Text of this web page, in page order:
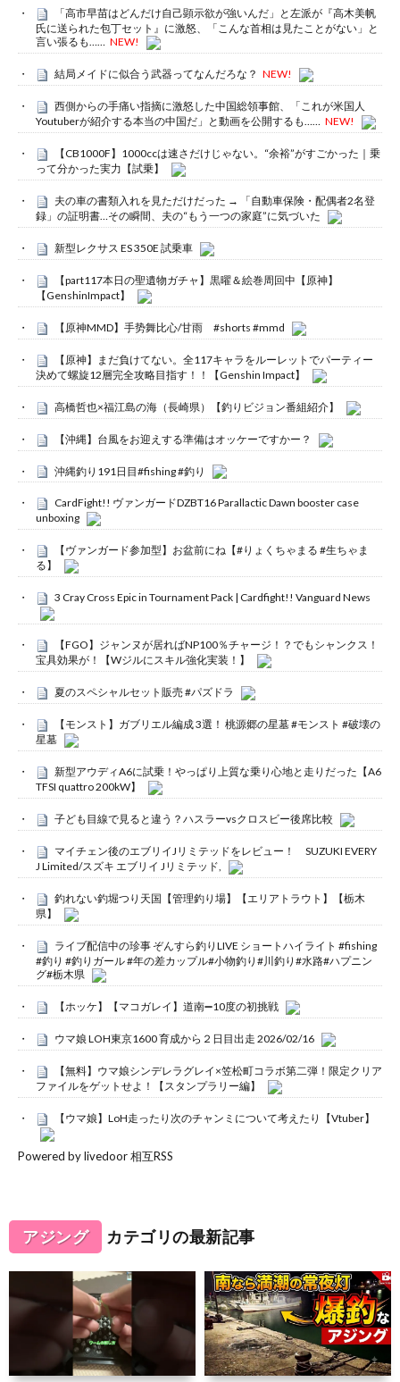
「高市早苗はどんだけ自己顕示欲が強いんだ」と左派が『高木美帆
氏に送られた包丁セット』に激怒、「こんな首相は見たことがない」と
言い張るも…… NEW!
結局メイドに似合う武器ってなんだろな？ NEW!
西側からの手痛い指摘に激怒した中国総領事館、「これが米国人
Youtuberが紹介する本当の中国だ」と動画を公開するも……
NEW!
【CB1000F】1000ccは速さだけじゃない。“余裕”がすごかった｜乗
って分かった実力【試乗】
夫の車の書類入れを見ただけだった → 「自動車保険・配偶者2名登
録」の証明書…その瞬間、夫の“もう一つの家庭”に気づいた
新型レクサス ES 350E 試乗車
【part117本日の聖遺物ガチャ】黒曜＆絵巻周回中【原神】
【GenshinImpact】
【原神MMD】手势舞比心/甘雨 #shorts #mmd
【原神】まだ負けてない。全117キャラをルーレットでパーティー
決めて螺旋12層完全攻略目指す！！【Genshin Impact】
高橋哲也×福江島の海（長崎県）【釣りビジョン番組紹介】
【沖縄】台風をお迎えする準備はオッケーですかー？
沖縄釣り191日目#fishing #釣り
CardFight!! ヴァンガードDZBT16 Parallactic Dawn booster case
unboxing
【ヴァンガード参加型】お盆前にね【#りょくちゃまる #生ちゃま
る】
3 Cray Cross Epic in Tournament Pack | Cardfight!! Vanguard News
【FGO】ジャンヌが居ればNP100％チャージ！？でもシャンクス！
宝具効果が！【Wジルにスキル強化実装！】
夏のスペシャルセット販売 #パズドラ
【モンスト】ガブリエル編成 3選！ 桃源郷の星墓 #モンスト #破壊の
星墓
新型アウディA6に試乗！やっぱり上質な乗り心地と走りだった【A6
TFSI quattro 200kW】
子ども目線で見ると違う？ハスラーvsクロスビー後席比較
マイチェン後のエブリイJリミテッドをレビュー！ SUZUKI EVERY
J Limited/スズキ エブリイ Jリミテッド,
釣れない釣堀つり天国【管理釣り場】【エリアトラウト】【栃木
県】
ライブ配信中の珍事 ぞんすら釣りLIVE ショートハイライト #fishing
#釣り #釣りガール #年の差カップル#小物釣り#川釣り#水路#ハプニン
グ#栃木県
【ホッケ】【マコガレイ】道南➖10度の初挑戦
ウマ娘 LOH東京1600 育成から２日目出走 2026/02/16
【無料】ウマ娘シンデレラグレイ×笠松町コラボ第二弾！限定クリア
ファイルをゲットせよ！【スタンプラリー編】
【ウマ娘】LoH走ったり次のチャンミについて考えたり【Vtuber】
Powered by livedoor 相互RSS
アジング カテゴリの最新記事